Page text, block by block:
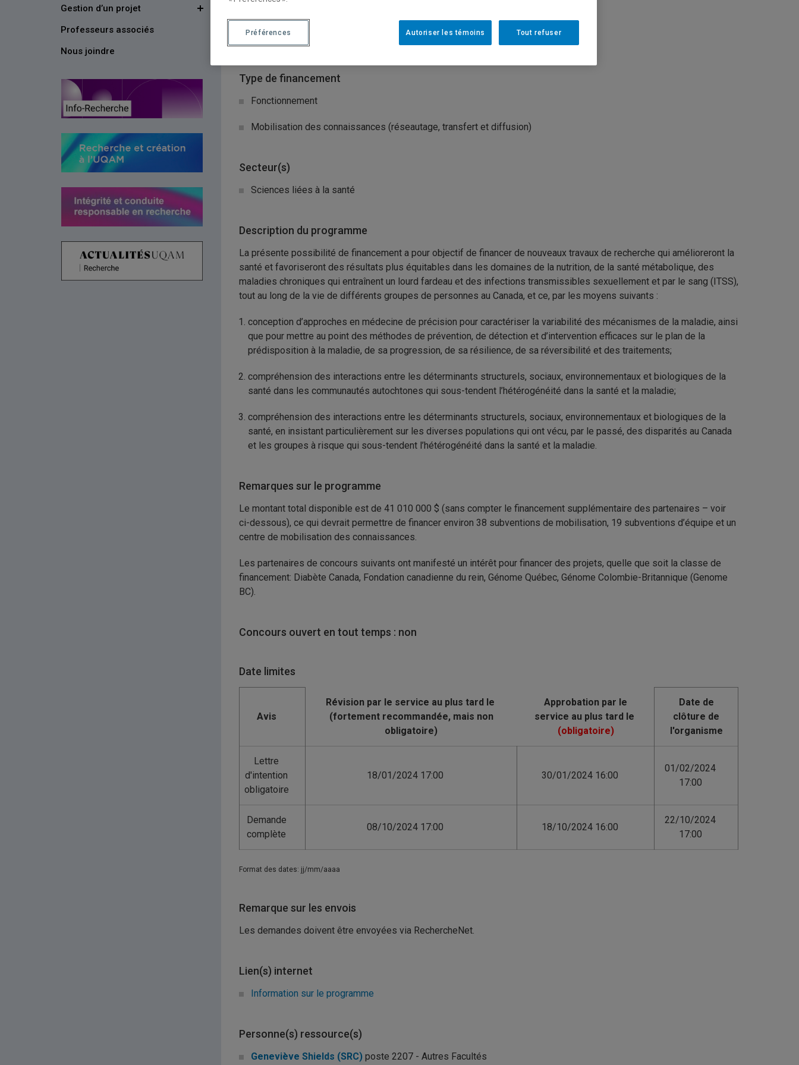
Gestion d’un projet
Professeurs associés
Nous joindre
Instituts de recherche en santé du Canada (IRSC)
Type de financement
Fonctionnement
Mobilisation des connaissances (réseautage, transfert et diffusion)
Secteur(s)
Sciences liées à la santé
Description du programme
La présente possibilité de financement a pour objectif de financer de nouveaux travaux de recherche qui amélioreront la
santé et favoriseront des résultats plus équitables dans les domaines de la nutrition, de la santé métabolique, des
maladies chroniques qui entraînent un lourd fardeau et des infections transmissibles sexuellement et par le sang (ITSS),
tout au long de la vie de différents groupes de personnes au Canada, et ce, par les moyens suivants :
conception d’approches en médecine de précision pour caractériser la variabilité des mécanismes de la maladie, ainsi
que pour mettre au point des méthodes de prévention, de détection et d’intervention efficaces sur le plan de la
prédisposition à la maladie, de sa progression, de sa résilience, de sa réversibilité et des traitements;
compréhension des interactions entre les déterminants structurels, sociaux, environnementaux et biologiques de la
santé dans les communautés autochtones qui sous-tendent l’hétérogénéité dans la santé et la maladie;
compréhension des interactions entre les déterminants structurels, sociaux, environnementaux et biologiques de la
santé, en insistant particulièrement sur les diverses populations qui ont vécu, par le passé, des disparités au Canada
et les groupes à risque qui sous-tendent l’hétérogénéité dans la santé et la maladie.
Remarques sur le programme
Le montant total disponible est de 41 010 000 $ (sans compter le financement supplémentaire des partenaires – voir
ci-dessous), ce qui devrait permettre de financer environ 38 subventions de mobilisation, 19 subventions d’équipe et un
centre de mobilisation des connaissances.
Les partenaires de concours suivants ont manifesté un intérêt pour financer des projets, quelle que soit la classe de
financement: Diabète Canada, Fondation canadienne du rein, Génome Québec, Génome Colombie-Britannique (Genome
BC).
Concours ouvert en tout temps : non
Date limites
Avis
Date de
clôture de
l'organisme
Lettre
d'intention
obligatoire
18/01/2024 17:00 30/01/2024 16:00
01/02/2024
17:00
Demande
complète
08/10/2024 17:00 18/10/2024 16:00
22/10/2024
17:00
Format des dates: jj/mm/aaaa
Remarque sur les envois
Les demandes doivent être envoyées via RechercheNet.
Lien(s) internet
Information sur le programme
Personne(s) ressource(s)
Geneviève Shields (SRC) poste 2207 - Autres Facultés
Tout refuser
Autoriser les témoins
Préférences